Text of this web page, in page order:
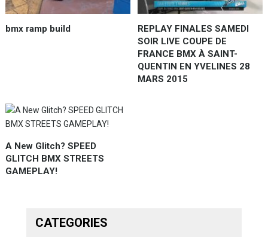
bmx ramp build
REPLAY FINALES SAMEDI
SOIR LIVE COUPE DE
FRANCE BMX À SAINT-
QUENTIN EN YVELINES 28
MARS 2015
A New Glitch? SPEED
GLITCH BMX STREETS
GAMEPLAY!
CATEGORIES